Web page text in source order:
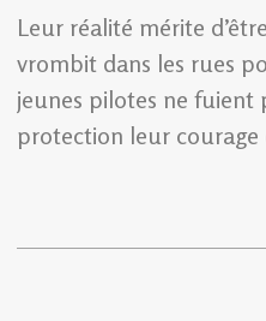
Leur réalité mérite
vrombit dans les rues
jeunes pilotes ne fuient
protection leur courage